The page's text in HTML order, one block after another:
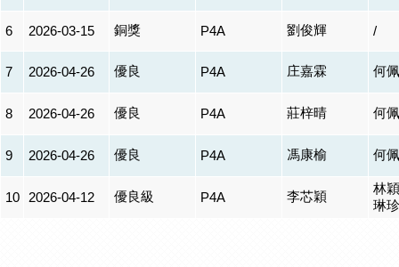
6 2026-03-15 銅獎 P4A 劉俊輝 /
7 2026-04-26 優良 P4A 庄嘉霖 何
8 2026-04-26 優良 P4A 莊梓晴 何
9 2026-04-26 優良 P4A 馮康榆 何
10 2026-04-12 優良級 P4A 李芯穎
林
琳珍